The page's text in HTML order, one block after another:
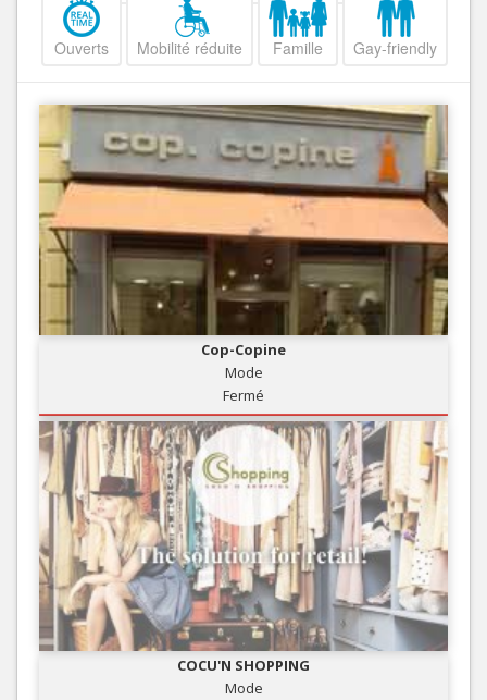
Ouverts Mobilité réduite Famille Gay-friendly
Cop-Copine
Mode
Fermé
COCU'N SHOPPING
Mode